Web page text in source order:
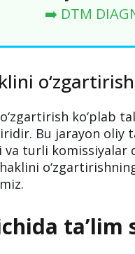
➡️ DTM
ko‘plab
Bu jarayon oliy
turli komissiyalar
ta’lim